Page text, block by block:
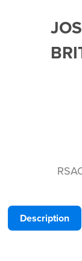
Description